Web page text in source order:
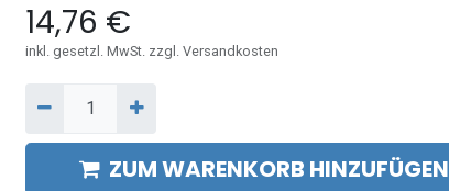
14,76 €
inkl. gesetzl. MwSt. zzgl. Versandkosten
ZUM WARENKORB HINZUFÜGEN